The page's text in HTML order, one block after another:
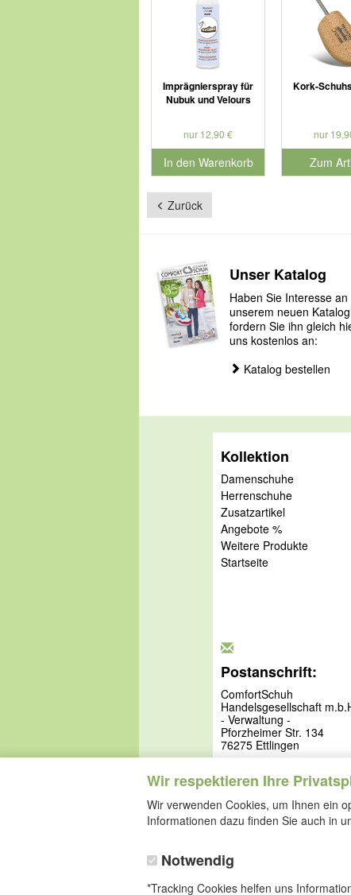
Imprägnierspray für
Nubuk und Velours
nur 12,90 €
In den Warenkorb
für Produktnummer 901179
Kork-
nur
Zum
Zurück
Wir respektieren Ihre
Wir verwenden Cookies, um Ihnen ein
Informationen dazu finden Sie auch in
Notwendig
*Tracking Cookies helfen uns
Unser Katalog
Haben Sie Interesse an
unserem neuen
fordern Sie ihn gleich
uns kostenlos an:
Katalog bestellen
Kollektion
Damenschuhe
Herrenschuhe
Zusatzartikel
Angebote %
Weitere Produkte
Startseite
Postanschrift:
ComfortSchuh
Handelsgesellschaft
- Verwaltung -
Pforzheimer Str. 134
76275 Ettlingen